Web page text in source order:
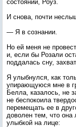
состоянии, Роуз.
И снова, почти
— Я в сознании.
Но ей меня не
и, если бы Розали
поддалась сну,
Я улыбнулся, как
упирающуюся мне в
Белла, казалось, не
не беспокоила
перемещать ее в
доволен тем, что
улыбкой на лице: